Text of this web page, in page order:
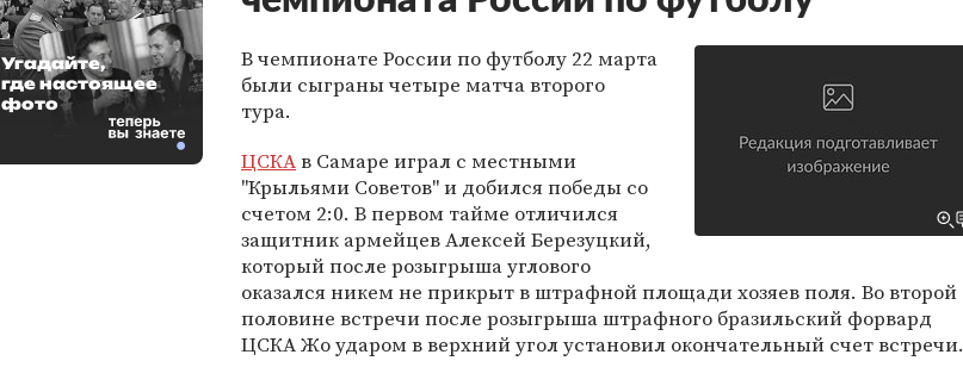
В чемпионате России по футболу 22 марта
были сыграны четыре матча второго
тура.
ЦСКАв Самаре играл с местными
"Крыльями Советов" и добился победы со
счетом 2:0. В первом тайме отличился
защитник армейцев Алексей Березуцкий,
который после розыгрыша углового
оказался никем не прикрыт в штрафной площади хозяев поля. Во второй
половине встречи после розыгрыша штрафного бразильский форвард
ЦСКА Жо ударом в верхний угол установил окончательный счет встречи.
Угадайте,
где настоящее
фото